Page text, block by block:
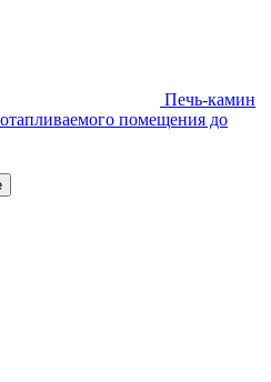
Печь-камин
помещения до